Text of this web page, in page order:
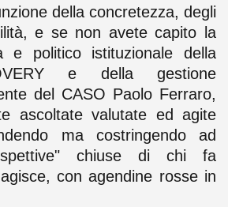
della concretezza, degli
e se non avete capito la
e politico istituzionale della
e della gestione
del CASO Paolo Ferraro,
ascoltate valutate ed agite
ma costringendo ad
chiuse di chi fa
con agendine rosse in